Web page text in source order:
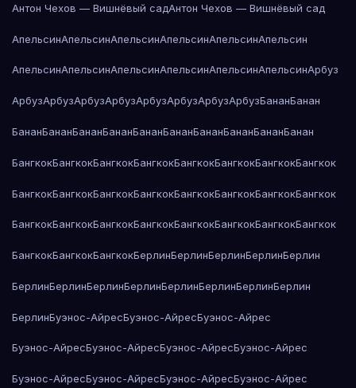
Антон Чехов — Вишнёвый садАнтон Чехов — Вишнёвый сад
АпельсинАпельсинАпельсинАпельсинАпельсинАпельсин
АпельсинАпельсинАпельсинАпельсинАпельсинАпельсинАрбуз
АрбузАрбузАрбузАрбузАрбузАрбузАрбузАрбузБананБанан
БананБананБананБананБананБананБананБананБананБанан
БангкокБангкокБангкокБангкокБангкокБангкокБангкокБангкок
БангкокБангкокБангкокБангкокБангкокБангкокБангкокБангкок
БангкокБангкокБангкокБангкокБангкокБангкокБангкокБангкок
БангкокБангкокБангкокБерлинБерлинБерлинБерлинБерлин
БерлинБерлинБерлинБерлинБерлинБерлинБерлинБерлин
БерлинБуэнос-АйресБуэнос-АйресБуэнос-Айрес
Буэнос-АйресБуэнос-АйресБуэнос-АйресБуэнос-Айрес
Буэнос-АйресБуэнос-АйресБуэнос-АйресБуэнос-Айрес